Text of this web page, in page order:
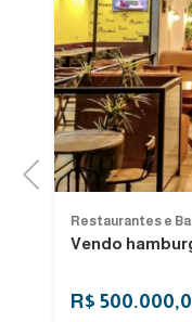
Previous
Restaurantes e
Vendo
R$